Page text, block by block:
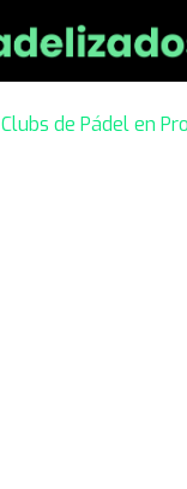
Clubs de Pádel en